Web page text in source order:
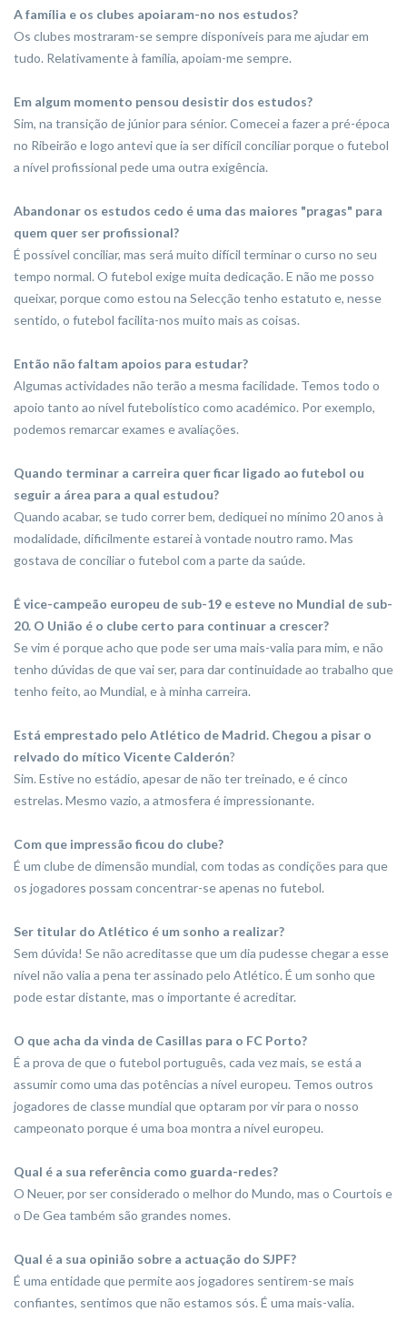
A família e os clubes apoiaram-no nos estudos?
Os clubes mostraram-se sempre disponíveis para me ajudar em
tudo. Relativamente à família, apoiam-me sempre.
Em algum momento pensou desistir dos estudos?
Sim, na transição de júnior para sénior. Comecei a fazer a pré-época
no Ribeirão e logo antevi que ia ser difícil conciliar por­que o futebol
a nível profissional pede uma outra exigência.
Abandonar os estudos cedo é uma das maiores "pragas" para
quem quer ser profissional?
É possível conciliar, mas será muito difícil terminar o curso no seu
tempo normal. O futebol exige muita dedicação. E não me posso
queixar, porque como estou na Selecção tenho estatuto e, nesse
sentido, o futebol facilita-nos muito mais as coisas.
Então não faltam apoios para estudar?
Algumas actividades não terão a mesma facilidade. Temos todo o
apoio tanto ao nível futebolístico como académico. Por exemplo,
podemos remarcar exames e avaliações.
Quando terminar a carreira quer ficar ligado ao futebol ou
seguir a área para a qual estudou?
Quando acabar, se tudo correr bem, dediquei no mínimo 20 anos à
modalidade, dificilmente estarei à vontade noutro ramo. Mas
gostava de conciliar o futebol com a parte da saúde.
É vice-campeão europeu de sub-19 e esteve no Mundial de sub-
20. O União é o clube certo para continuar a crescer?
Se vim é porque acho que pode ser uma mais-valia para mim, e não
tenho dúvidas de que vai ser, para dar continuidade ao trabalho que
tenho feito, ao Mundial, e à minha carreira.
Está emprestado pelo Atlético de Madrid. Chegou a pisar o
relvado do mítico Vicente Calderón?
Sim. Estive no estádio, apesar de não ter treinado, e é cinco
estrelas. Mesmo vazio, a atmosfera é impressionante.
Com que impressão ficou do clube?
É um clube de dimensão mundial, com todas as condições para que
os jogadores possam concentrar-se apenas no futebol.
Ser titular do Atlético é um sonho a realizar?
Sem dúvida! Se não acreditasse que um dia pudesse chegar a esse
nível não valia a pena ter assinado pelo Atlético. É um sonho que
pode estar distante, mas o importante é acreditar.
O que acha da vinda de Casillas para o FC Porto?
É a prova de que o futebol português, cada vez mais, se está a
assumir como uma das potências a nível europeu. Temos ou­tros
jogadores de classe mundial que optaram por vir para o nosso
campeonato porque é uma boa montra a nível europeu.
Qual é a sua referência como guarda-redes?
O Neuer, por ser considerado o melhor do Mundo, mas o Cour­tois e
o De Gea também são grandes nomes.
Qual é a sua opinião sobre a actuação do SJPF?
É uma entidade que permite aos jogadores sentirem-se mais
confiantes, sentimos que não estamos sós. É uma mais-valia.